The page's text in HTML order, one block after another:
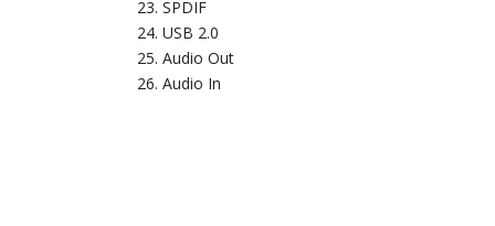
SPDIF
USB 2.0
Audio Out
Audio In